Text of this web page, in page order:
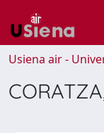
Usiena air -